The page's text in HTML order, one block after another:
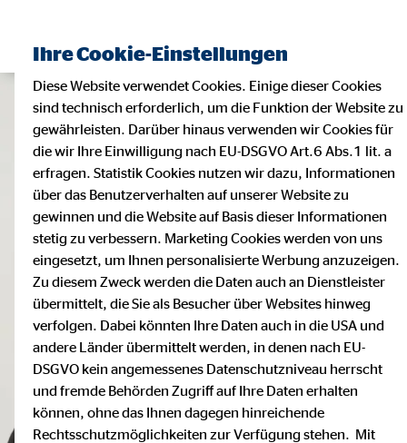
Ihre Cookie-Einstellungen
Diese Website verwendet Cookies. Einige dieser Cookies
sind technisch erforderlich, um die Funktion der Website zu
gewährleisten. Darüber hinaus verwenden wir Cookies für
die wir Ihre Einwilligung nach EU-DSGVO Art.6 Abs.1 lit. a
erfragen. Statistik Cookies nutzen wir dazu, Informationen
über das Benutzerverhalten auf unserer Website zu
gewinnen und die Website auf Basis dieser Informationen
stetig zu verbessern. Marketing Cookies werden von uns
eingesetzt, um Ihnen personalisierte Werbung anzuzeigen.
Zu diesem Zweck werden die Daten auch an Dienstleister
übermittelt, die Sie als Besucher über Websites hinweg
verfolgen. Dabei könnten Ihre Daten auch in die USA und
andere Länder übermittelt werden, in denen nach EU-
DSGVO kein angemessenes Datenschutzniveau herrscht
und fremde Behörden Zugriff auf Ihre Daten erhalten
können, ohne das Ihnen dagegen hinreichende
Rechtsschutzmöglichkeiten zur Verfügung stehen. Mit